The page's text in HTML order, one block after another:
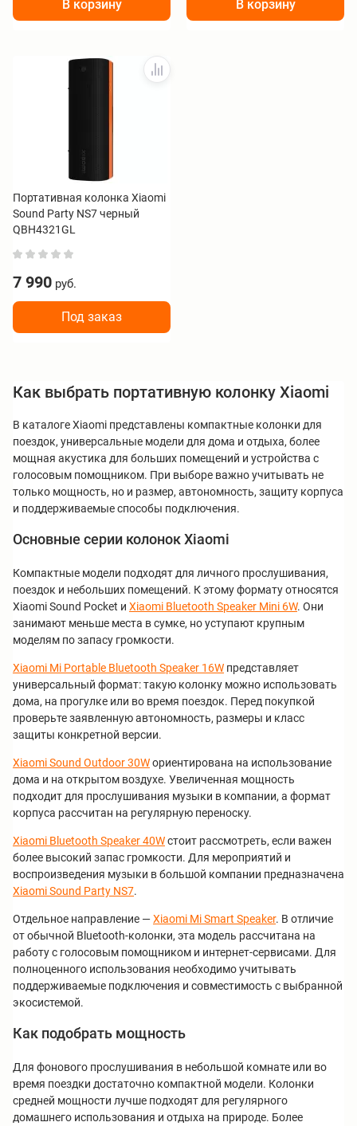
В корзину В корзину
Портативная колонка Xiaomi
Sound Party NS7 черный
QBH4321GL
7 990 руб.
Под заказ
Как выбрать портативную колонку Xiaomi
В каталоге Xiaomi представлены компактные колонки для
поездок, универсальные модели для дома и отдыха, более
мощная акустика для больших помещений и устройства с
голосовым помощником. При выборе важно учитывать не
только мощность, но и размер, автономность, защиту корпуса
и поддерживаемые способы подключения.
Основные серии колонок Xiaomi
Компактные модели подходят для личного прослушивания,
поездок и небольших помещений. К этому формату относятся
Xiaomi Sound Pocket и Xiaomi Bluetooth Speaker Mini 6W. Они
занимают меньше места в сумке, но уступают крупным
моделям по запасу громкости.
Xiaomi Mi Portable Bluetooth Speaker 16W представляет
универсальный формат: такую колонку можно использовать
дома, на прогулке или во время поездок. Перед покупкой
проверьте заявленную автономность, размеры и класс
защиты конкретной версии.
Xiaomi Sound Outdoor 30Wориентирована на использование
дома и на открытом воздухе. Увеличенная мощность
подходит для прослушивания музыки в компании, а формат
корпуса рассчитан на регулярную переноску.
Xiaomi Bluetooth Speaker 40Wстоит рассмотреть, если важен
более высокий запас громкости. Для мероприятий и
воспроизведения музыки в большой компании предназначена
Xiaomi Sound Party NS7.
Отдельное направление —Xiaomi Mi Smart Speaker. В отличие
от обычной Bluetooth-колонки, эта модель рассчитана на
работу с голосовым помощником и интернет-сервисами. Для
полноценного использования необходимо учитывать
поддерживаемые подключения и совместимость с выбранной
экосистемой.
Как подобрать мощность
Для фонового прослушивания в небольшой комнате или во
время поездки достаточно компактной модели. Колонки
средней мощности лучше подходят для регулярного
домашнего использования и отдыха на природе. Более